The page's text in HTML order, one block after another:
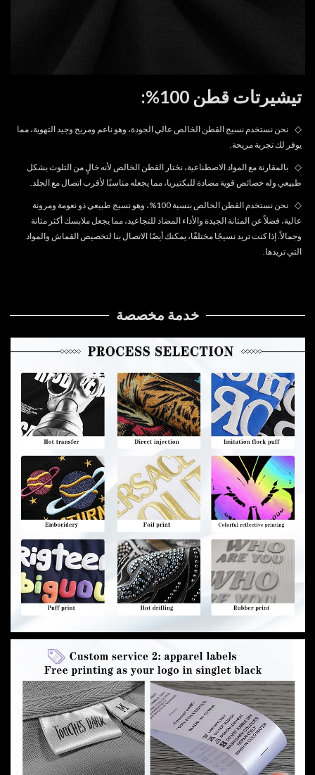
تيشيرتات قطن 100%:
◇
نحن نستخدم نسيج القطن الخالص عالي الجودة، وهو ناعم ومريح وجيد التهوية، مما
يوفر لك تجربة مريحة.
◇
بالمقارنة مع المواد الاصطناعية، نختار القطن الخالص لأنه خالٍ من التلوث بشكل
طبيعي وله خصائص قوية مضادة للبكتيريا، مما يجعله مناسبًا لأقرب اتصال مع الجلد.
◇
نحن نستخدم القطن الخالص بنسبة 100%، وهو نسيج طبيعي ذو نعومة ومرونة
عالية، فضلاً عن المتانة الجيدة والأداء المضاد للتجاعيد، مما يجعل ملابسك أكثر متانة
وجمالاً. إذا كنت تريد نسيجًا مختلفًا، يمكنك أيضًا الاتصال بنا لتخصيص القماش والمواد
التي تريدها.
خدمة مخصصة